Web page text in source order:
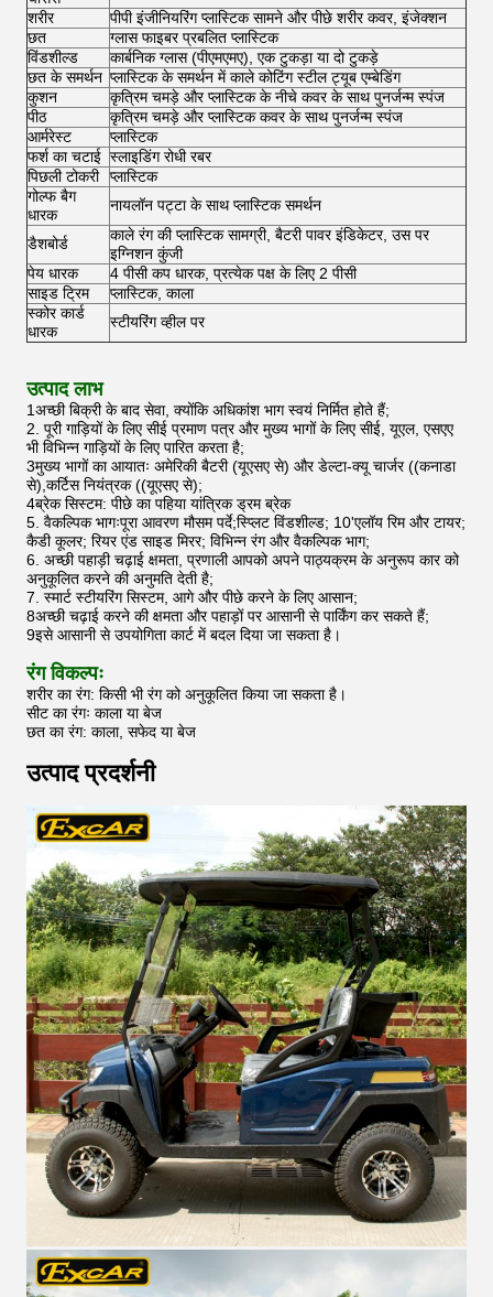
शरीर
पीपी इंजीनियरिंग प्लास्टिक सामने और पीछे शरीर कवर, इंजेक्शन
छत
ग्लास फाइबर प्रबलित प्लास्टिक
विंडशील्ड
कार्बनिक ग्लास (पीएमएमए), एक टुकड़ा या दो टुकड़े
छत के समर्थन प्लास्टिक के समर्थन में काले कोटिंग स्टील ट्यूब एम्बेडिंग
कुशन
कृत्रिम चमड़े और प्लास्टिक के नीचे कवर के साथ पुनर्जन्म स्पंज
पीठ
कृत्रिम चमड़े और प्लास्टिक कवर के साथ पुनर्जन्म स्पंज
आर्मरेस्ट
प्लास्टिक
फर्श का चटाई स्लाइडिंग रोधी रबर
पिछली टोकरी
प्लास्टिक
गोल्फ बैग
धारक
नायलॉन पट्टा के साथ प्लास्टिक समर्थन
डैशबोर्ड
काले रंग की प्लास्टिक सामग्री, बैटरी पावर इंडिकेटर, उस पर
इग्निशन कुंजी
पेय धारक
4 पीसी कप धारक, प्रत्येक पक्ष के लिए 2 पीसी
साइड ट्रिम
प्लास्टिक, काला
स्कोर कार्ड
धारक
स्टीयरिंग व्हील पर
उत्पाद लाभ
1अच्छी बिक्री के बाद सेवा, क्योंकि अधिकांश भाग स्वयं निर्मित होते हैं;
2. पूरी गाड़ियों के लिए सीई प्रमाण पत्र और मुख्य भागों के लिए सीई, यूएल, एसएए
भी विभिन्न गाड़ियों के लिए पारित करता है;
3मुख्य भागों का आयातः अमेरिकी बैटरी (यूएसए से) और डेल्टा-क्यू चार्जर ((कनाडा
से),कर्टिस नियंत्रक ((यूएसए से);
4ब्रेक सिस्टम: पीछे का पहिया यांत्रिक ड्रम ब्रेक
5. वैकल्पिक भागःपूरा आवरण मौसम पर्दे;स्प्लिट विंडशील्ड; 10'एलॉय रिम और टायर;
कैडी कूलर; रियर एंड साइड मिरर; विभिन्न रंग और वैकल्पिक भाग;
6. अच्छी पहाड़ी चढ़ाई क्षमता, प्रणाली आपको अपने पाठ्यक्रम के अनुरूप कार को
अनुकूलित करने की अनुमति देती है;
7. स्मार्ट स्टीयरिंग सिस्टम, आगे और पीछे करने के लिए आसान;
8अच्छी चढ़ाई करने की क्षमता और पहाड़ों पर आसानी से पार्किंग कर सकते हैं;
9इसे आसानी से उपयोगिता कार्ट में बदल दिया जा सकता है।
रंग विकल्पः
शरीर का रंग: किसी भी रंग को अनुकूलित किया जा सकता है।
सीट का रंगः काला या बेज
छत का रंग: काला, सफेद या बेज
उत्पाद प्रदर्शनी